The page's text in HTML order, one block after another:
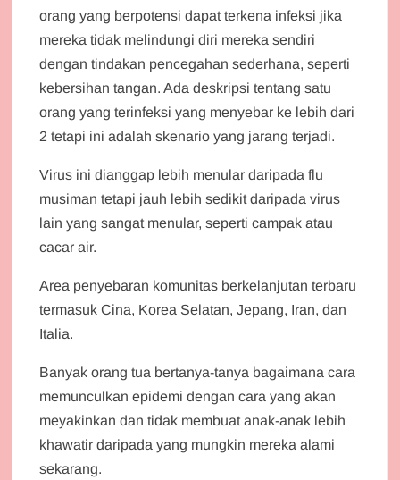
orang yang berpotensi dapat terkena infeksi jika
mereka tidak melindungi diri mereka sendiri
dengan tindakan pencegahan sederhana, seperti
kebersihan tangan. Ada deskripsi tentang satu
orang yang terinfeksi yang menyebar ke lebih dari
2 tetapi ini adalah skenario yang jarang terjadi.
Virus ini dianggap lebih menular daripada flu
musiman tetapi jauh lebih sedikit daripada virus
lain yang sangat menular, seperti campak atau
cacar air.
Area penyebaran komunitas berkelanjutan terbaru
termasuk Cina, Korea Selatan, Jepang, Iran, dan
Italia.
Banyak orang tua bertanya-tanya bagaimana cara
memunculkan epidemi dengan cara yang akan
meyakinkan dan tidak membuat anak-anak lebih
khawatir daripada yang mungkin mereka alami
sekarang.